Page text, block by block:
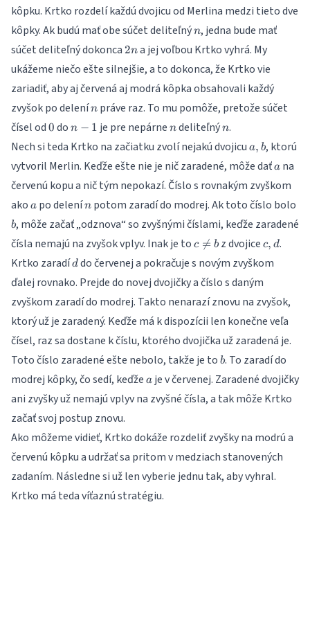
kôpku. Krtko rozdelí každú dvojicu od Merlina medzi tieto dve
kôpky. Ak budú mať obe súčet deliteľnýn
n, jedna bude mať
súčet deliteľný dokonca 2n
2na jej voľbou Krtko vyhrá. My
ukážeme niečo ešte silnejšie, a to dokonca, že Krtko vie
zariadiť, aby aj červená aj modrá kôpka obsahovali každý
zvyšok po delenín
n práve raz. To mu pomôže, pretože súčet
čísel od 0
0 do n-
n − 1 je pre nepárnen
ndeliteľnýn
n.
Nech si teda Krtko na začiatku zvolí nejakú dvojicu a,b
a, b, ktorú
vytvoril Merlin. Keďže ešte nie je nič zaradené, môže daťa
a na
červenú kopu a nič tým nepokazí. Číslo s rovnakým zvyškom
ako a
a po delenín
n potom zaradí do modrej. Ak toto číslo bolo
b, môže začať „odznova“ so zvyšnými číslami, keďže zaradené
čísla nemajú na zvyšok vplyv. Inak je to c
b
c 
= bz dvojicec,d
c, d.
Krtko zaradíd
ddo červenej a pokračuje s novým zvyškom
ďalej rovnako. Prejde do novej dvojičky a číslo s daným
zvyškom zaradí do modrej. Takto nenarazí znovu na zvyšok,
ktorý už je zaradený. Keďže má k dispozícii len konečne veľa
čísel, raz sa dostane k číslu, ktorého dvojička už zaradená je.
Toto číslo zaradené ešte nebolo, takže je to b
b. To zaradí do
modrej kôpky, čo sedí, keďže a
a je v červenej. Zaradené dvojičky
ani zvyšky už nemajú vplyv na zvyšné čísla, a tak môže Krtko
začať svoj postup znovu.
Ako môžeme vidieť, Krtko dokáže rozdeliť zvyšky na modrú a
červenú kôpku a udržať sa pritom v medziach stanovených
zadaním. Následne si už len vyberie jednu tak, aby vyhral.
Krtko má teda víťaznú stratégiu.